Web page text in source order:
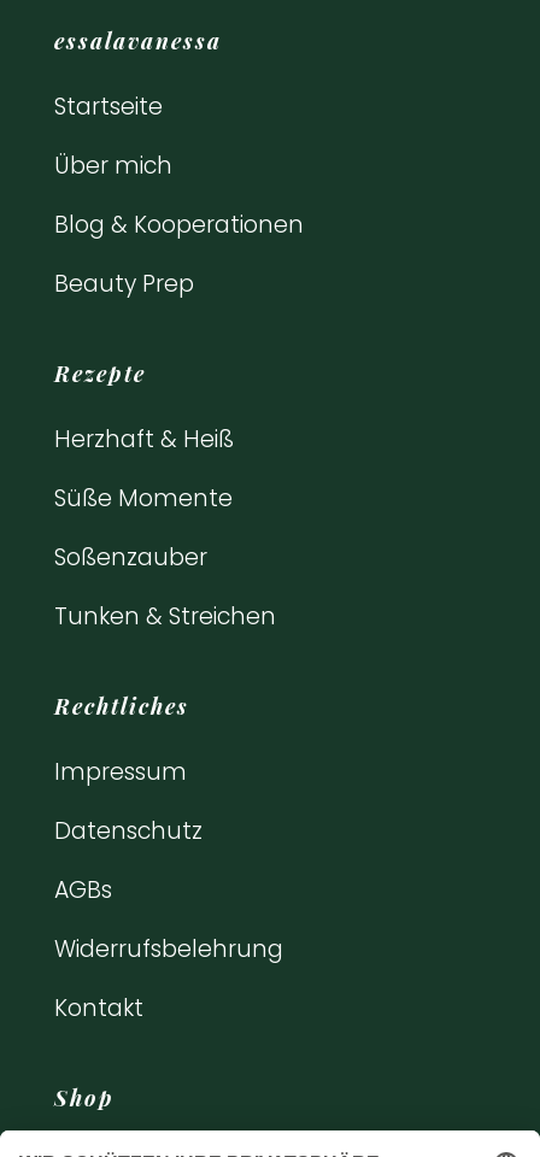
essalavanessa
Startseite
Über mich
Blog & Kooperationen
Beauty Prep
Rezepte
Herzhaft & Heiß
Süße Momente
Soßenzauber
Tunken & Streichen
Rechtliches
Impressum
Datenschutz
AGBs
Widerrufsbelehrung
Kontakt
Shop